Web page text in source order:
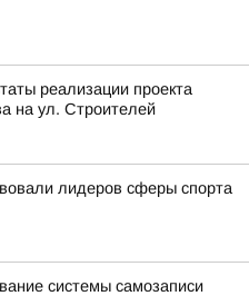
реализации проекта
на ул. Строителей
лидеров сферы спорта
системы самозаписи